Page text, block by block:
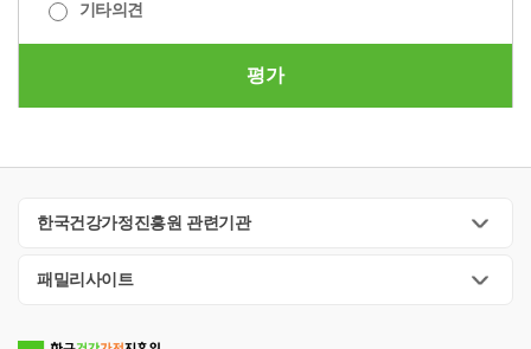
기타의견
평가
한국건강가정진흥원 관련기관
패밀리사이트